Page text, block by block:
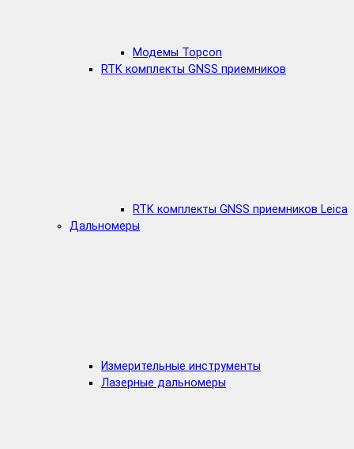
Модемы Topcon
RTK комплекты GNSS приемников
RTK комплекты GNSS приемников Leica
Дальномеры
Измерительные инструменты
Лазерные дальномеры